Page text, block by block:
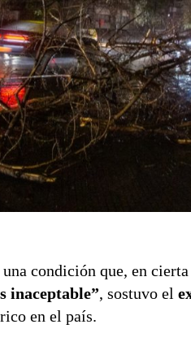
condición que, en
inaceptable”, sostuvo el
en el país.